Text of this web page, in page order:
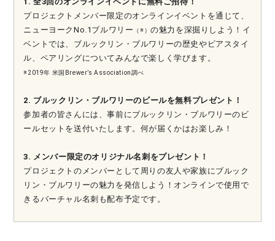
プロジェクトメンバー限定のオンラインイベントを通じて、
ニューヨークNo.1ブルワリー
（※）の魅力を深掘りしよう！イ
ベントでは、ブルックリン・ブルワリーの歴史やビアスタイ
ル、ペアリングについてみんなで楽しく学びます。
※2019年 米国Brewer’s Association調べ
2. ブルックリン・ブルワリーのビールを無料プレゼント！
参加者の皆さんには、事前にブルックリン・ブルワリーのビ
ールセットを送付いたします。何が届くかはお楽しみ！
3. メンバー限定のオリジナル名刺をプレゼント！
プロジェクトのメンバーとして周りの友人や家族にブルック
リン・ブルワリーの魅力を発信しよう！オンラインで使用で
きるバーチャル名刺も配布予定です。